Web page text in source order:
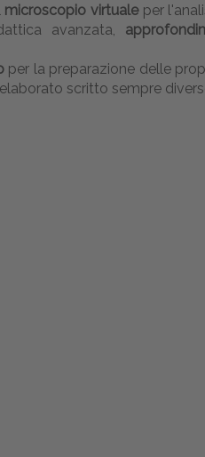
microscopio virtualeper
avanzata,
per la preparazione delle
scritto sempre